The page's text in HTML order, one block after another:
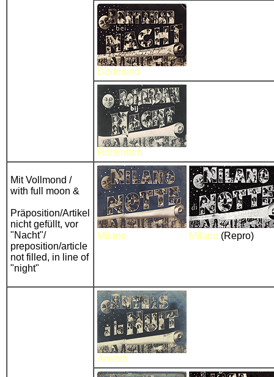
Dortmund
Rotterdam
Mit Vollmond /
with full moon &
Präposition/Artikel
nicht gefüllt, vor
"Nacht"/
preposition/article
not filled, in line of
"night"
Milano Milano (Repro)
Anvers